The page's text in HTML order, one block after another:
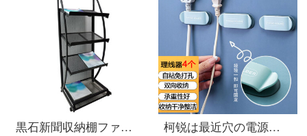
黒石新聞収納棚ファッション雑誌ラック企業機関広報資料展示棚事務用品J-13
柯锐は最近穴の電源の線のプラグの固定器を免除します。